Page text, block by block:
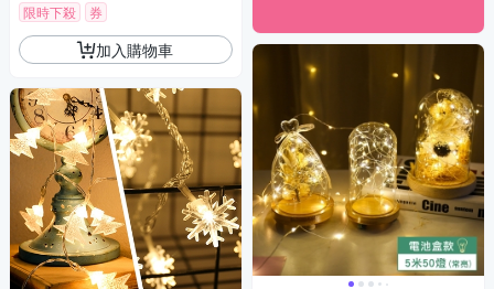
限時下殺 券
加入購物車